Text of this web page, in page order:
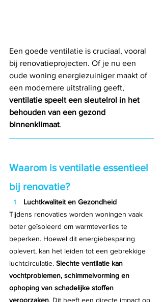
Een goede ventilatie is cruciaal, vooral
bij renovatieprojecten. Of je nu een
oude woning energiezuiniger maakt of
een modernere uitstraling geeft,
ventilatie speelt een sleutelrol in het
behouden van een gezond
binnenklimaat.
Waarom is ventilatie essentieel
bij renovatie?
Luchtkwaliteit en Gezondheid
Tijdens renovaties worden woningen vaak
beter geïsoleerd om warmteverlies te
beperken. Hoewel dit energiebesparing
oplevert, kan het leiden tot een gebrekkige
luchtcirculatie. Slechte ventilatie kan
vochtproblemen, schimmelvorming en
ophoping van schadelijke stoffen
veroorzaken. Dit heeft een directe impact op